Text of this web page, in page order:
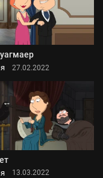
27.02.2022
13.03.2022